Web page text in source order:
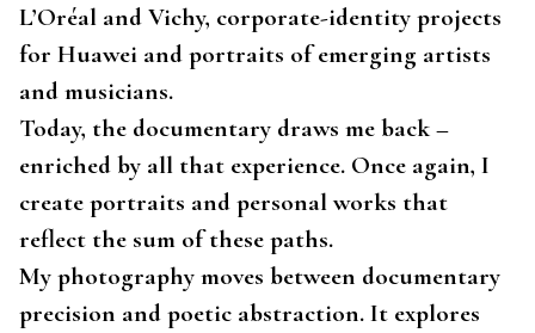
L’Oréal and Vichy, corporate-identity projects
for Huawei and portraits of emerging artists
and musicians.
Today, the documentary draws me back –
enriched by all that experience. Once again, I
create portraits and personal works that
reflect the sum of these paths.
My photography moves between documentary
precision and poetic abstraction. It explores